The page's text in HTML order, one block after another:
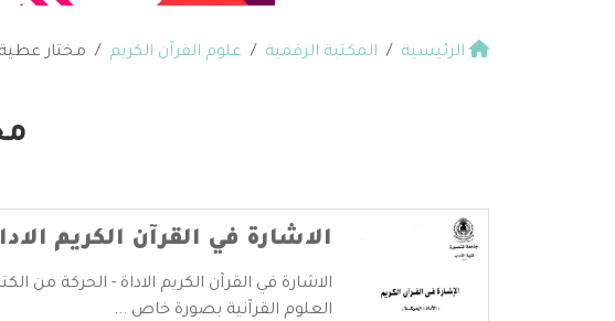
الرئيسية المكتبة الرقمية علوم القرآن الكريم مختار عطية
الاشارة في القرآن الكريم
الاشارة في القرآن الكريم الاداة - الحركة من
العلوم القرآنية بصورة خاص ...